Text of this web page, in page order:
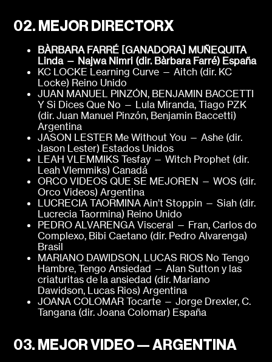
02. MEJOR DIRECTORX
BÀRBARA FARRÉ [GANADORA] MUÑEQUITA
Linda — Najwa Nimri (dir. Bàrbara Farré) España
KC LOCKE Learning Curve — Aitch (dir. KC
Locke) Reino Unido
JUAN MANUEL PINZÓN, BENJAMIN BACCETTI
Y Si Dices Que No — Lula Miranda, Tiago PZK
(dir. Juan Manuel Pinzón, Benjamin Baccetti)
Argentina
JASON LESTER Me Without You — Ashe (dir.
Jason Lester) Estados Unidos
LEAH VLEMMIKS Tesfay — Witch Prophet (dir.
Leah Vlemmiks) Canadá
ORCO VIDEOS QUE SE MEJOREN — WOS (dir.
Orco Videos) Argentina
LUCRECIA TAORMINA Ain’t Stoppin — Siah (dir.
Lucrecia Taormina) Reino Unido
PEDRO ALVARENGA Visceral — Fran, Carlos do
Complexo, Bibi Caetano (dir. Pedro Alvarenga)
Brasil
MARIANO DAWIDSON, LUCAS RIOS No Tengo
Hambre, Tengo Ansiedad — Alan Sutton y las
criaturitas de la ansiedad (dir. Mariano
Dawidson, Lucas Rios) Argentina
JOANA COLOMAR Tocarte — Jorge Drexler, C.
Tangana (dir. Joana Colomar) España
03. MEJOR VIDEO — ARGENTINA